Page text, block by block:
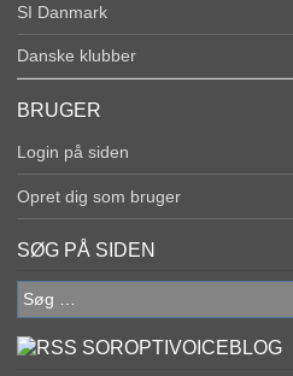
SI Danmark
Danske klubber
BRUGER
Login på siden
Opret dig som bruger
SØG PÅ SIDEN
Søg
efter:
SOROPTIVOICEBLOG